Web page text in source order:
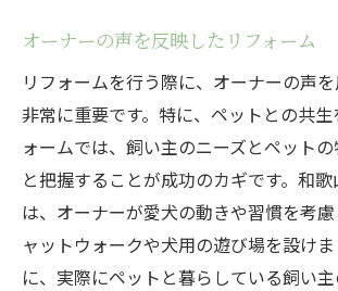
オーナーの声を反映したリフォーム
リフォームを行う際に、オーナーの声
非常に重要です。特に、ペットとの共
ォームでは、飼い主のニーズとペット
と把握することが成功のカギです。和
は、オーナーが愛犬の動きや習慣を考
ャットウォークや犬用の遊び場を設け
に、実際にペットと暮らしている飼い